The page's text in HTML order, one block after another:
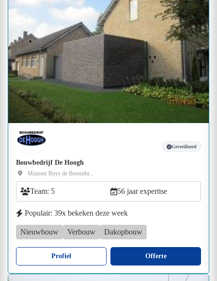
Geverifieerd
Bouwbedrijf De Hoogh
Minister Ruys de Beerenbr...
Team: 5 56 jaar expertise
Populair: 39x bekeken deze week
Nieuwbouw Verbouw Dakopbouw
Profiel Offerte